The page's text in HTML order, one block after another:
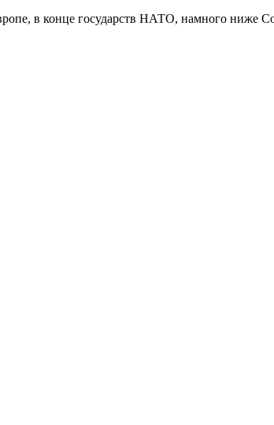
в конце государств НАТО, намного ниже